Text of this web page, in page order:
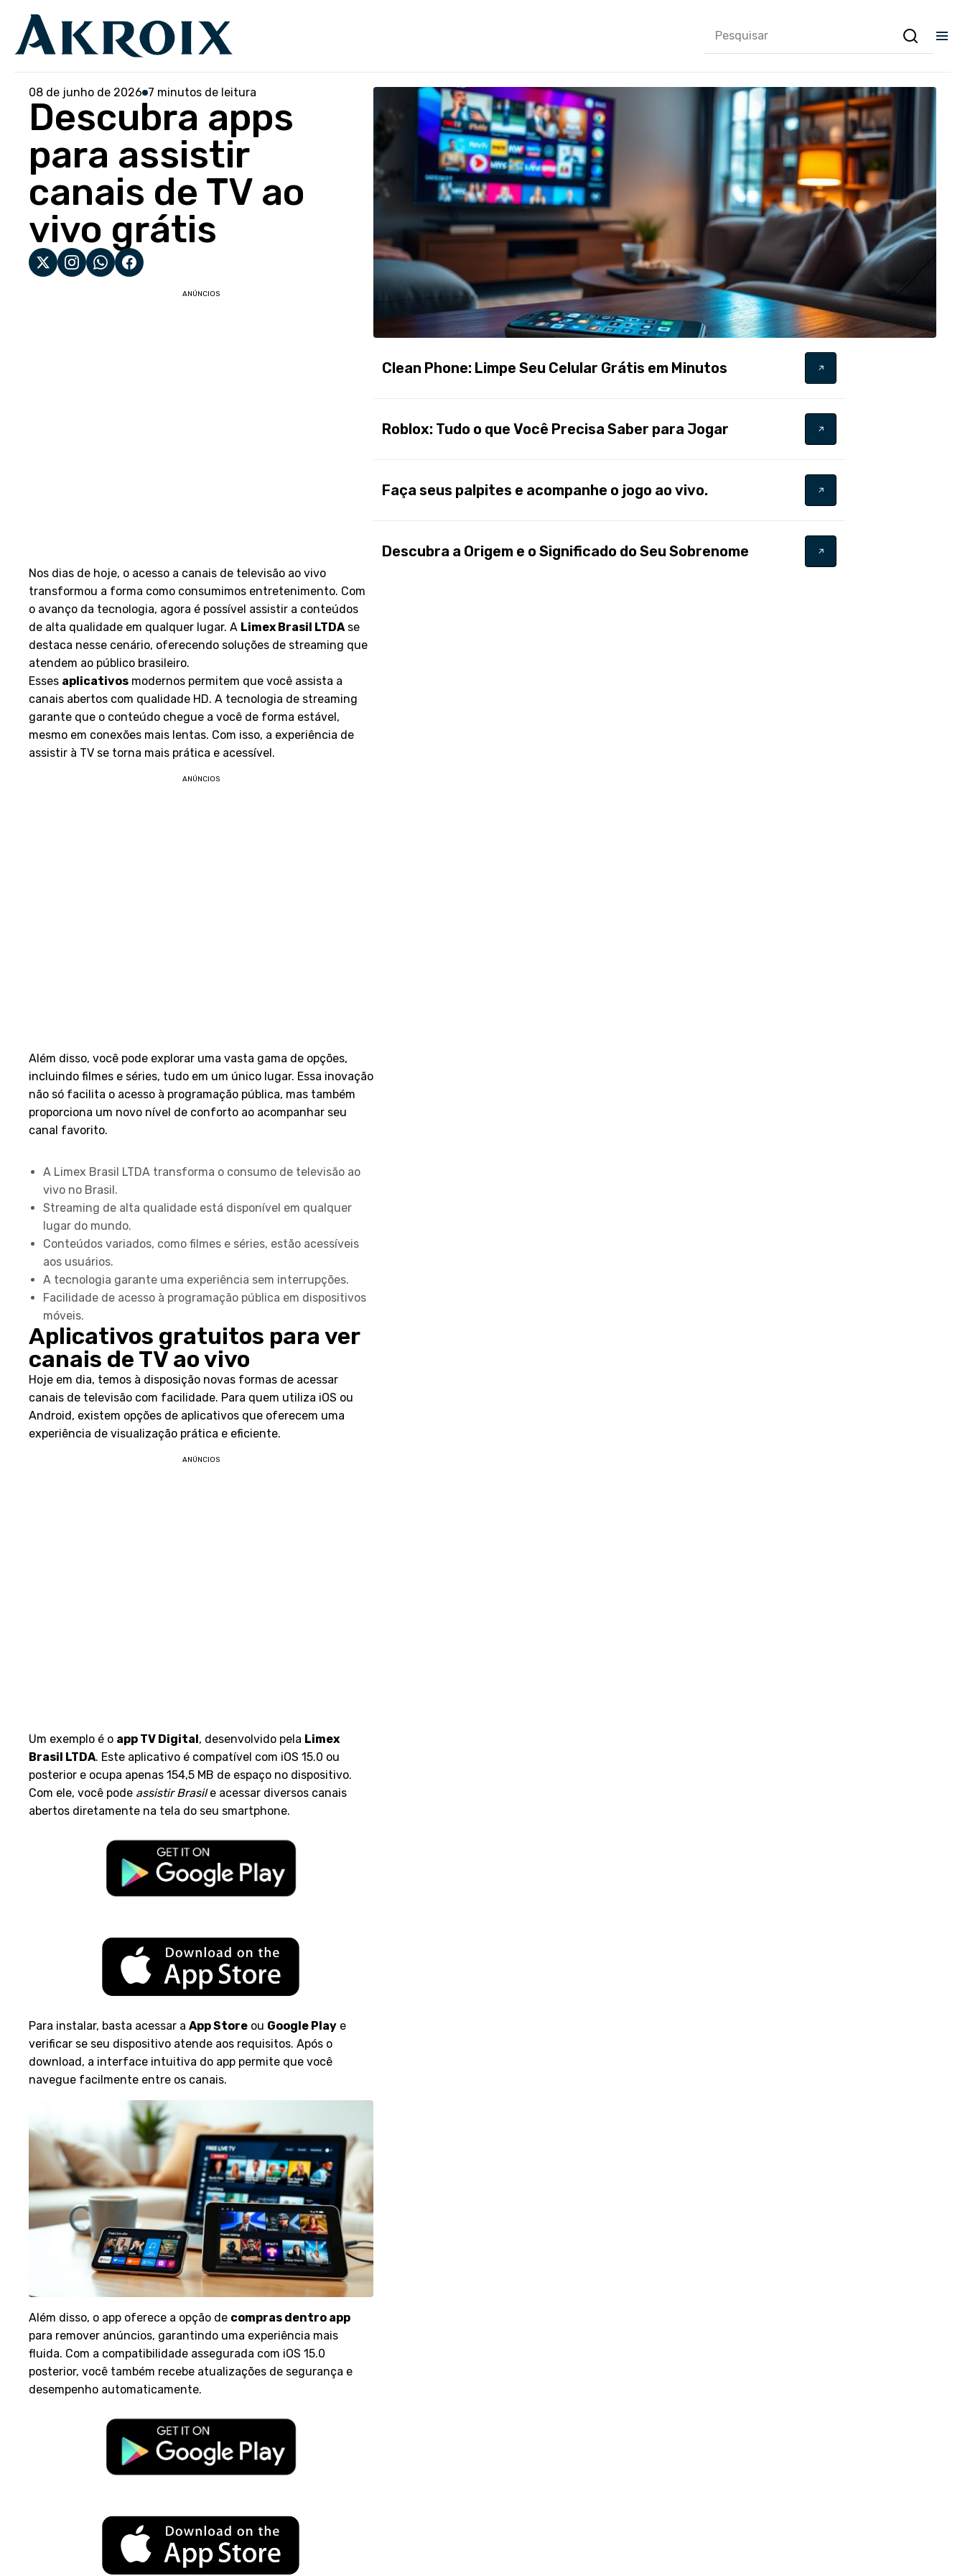
08 de junho de 2026 7 minutos de leitura
Descubra apps
para assistir
canais de TV ao
vivo grátis
ANÚNCIOS
Nos dias de hoje, o acesso a canais de televisão ao vivo
transformou a forma como consumimos entretenimento. Com
o avanço da tecnologia, agora é possível assistir a conteúdos
de alta qualidade em qualquer lugar. A Limex Brasil LTDAse
destaca nesse cenário, oferecendo soluções de streaming que
atendem ao público brasileiro.
Esses aplicativos modernos permitem que você assista a
canais abertos com qualidade HD. A tecnologia de streaming
garante que o conteúdo chegue a você de forma estável,
mesmo em conexões mais lentas. Com isso, a experiência de
assistir à TV se torna mais prática e acessível.
ANÚNCIOS
Além disso, você pode explorar uma vasta gama de opções,
incluindo filmes e séries, tudo em um único lugar. Essa inovação
não só facilita o acesso à programação pública, mas também
proporciona um novo nível de conforto ao acompanhar seu
canal favorito.
A Limex Brasil LTDA transforma o consumo de televisão ao
vivo no Brasil.
Streaming de alta qualidade está disponível em qualquer
lugar do mundo.
Conteúdos variados, como filmes e séries, estão acessíveis
aos usuários.
A tecnologia garante uma experiência sem interrupções.
Facilidade de acesso à programação pública em dispositivos
móveis.
Aplicativos gratuitos para ver
canais de TV ao vivo
Hoje em dia, temos à disposição novas formas de acessar
canais de televisão com facilidade. Para quem utiliza iOS ou
Android, existem opções de aplicativos que oferecem uma
experiência de visualização prática e eficiente.
ANÚNCIOS
Um exemplo é o app TV Digital, desenvolvido pela Limex
Brasil LTDA. Este aplicativo é compatível com iOS 15.0 ou
posterior e ocupa apenas 154,5 MB de espaço no dispositivo.
Com ele, você pode assistir Brasile acessar diversos canais
abertos diretamente na tela do seu smartphone.
Para instalar, basta acessar a App Store ou Google Play e
verificar se seu dispositivo atende aos requisitos. Após o
download, a interface intuitiva do app permite que você
navegue facilmente entre os canais.
Além disso, o app oferece a opção de compras dentro app
para remover anúncios, garantindo uma experiência mais
fluida. Com a compatibilidade assegurada com iOS 15.0
posterior, você também recebe atualizações de segurança e
desempenho automaticamente.
Clean Phone: Limpe Seu Celular Grátis em Minutos
Roblox: Tudo o que Você Precisa Saber para Jogar
Faça seus palpites e acompanhe o jogo ao vivo.
Descubra a Origem e o Significado do Seu Sobrenome